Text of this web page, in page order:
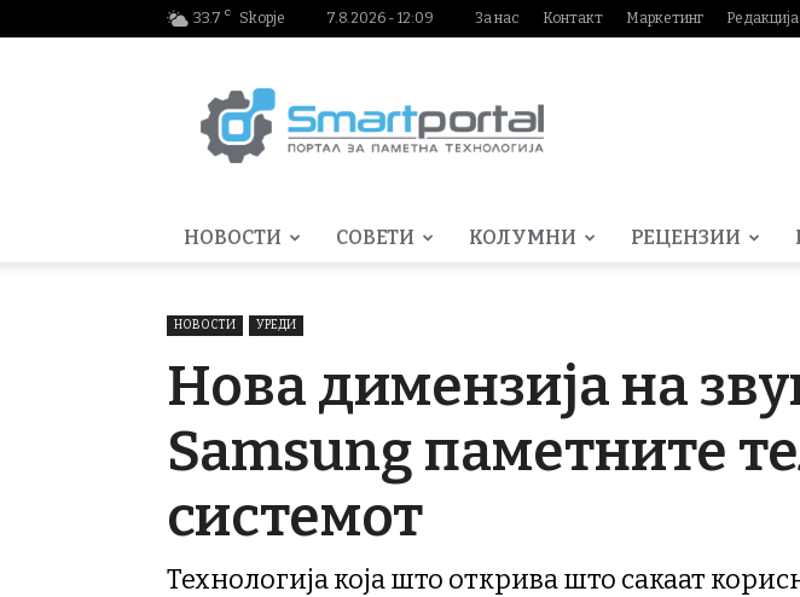
33.7 C Skopje 7.8.2026 - 12:09 За нас Контакт Маркетинг Редакција
НОВОСТИ СОВЕТИ КОЛУМНИ РЕЦЕНЗИИ
НОВОСТИ УРЕДИ
Нова димензија на
Samsung паметните
системот
Технологија која што открива што сакаат